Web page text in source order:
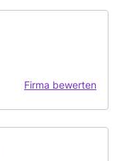
Firma bewerten